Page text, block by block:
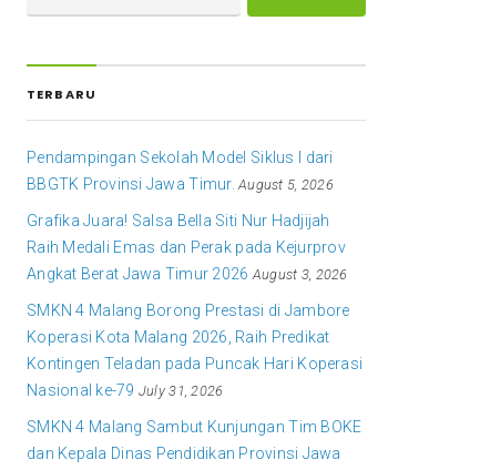
TERBARU
Pendampingan Sekolah Model Siklus I dari
BBGTK Provinsi Jawa Timur. August 5, 2026
Grafika Juara! Salsa Bella Siti Nur Hadjijah
Raih Medali Emas dan Perak pada Kejurprov
Angkat Berat Jawa Timur 2026 August 3, 2026
SMKN 4 Malang Borong Prestasi di Jambore
Koperasi Kota Malang 2026, Raih Predikat
Kontingen Teladan pada Puncak Hari Koperasi
Nasional ke-79 July 31, 2026
SMKN 4 Malang Sambut Kunjungan Tim BOKE
dan Kepala Dinas Pendidikan Provinsi Jawa